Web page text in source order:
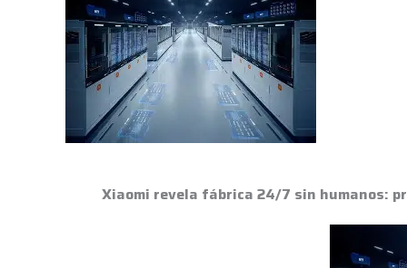
Xiaomi revela fábrica 24/7 sin humanos:
revela
fábrica
24/7
sin
humanos:
produce